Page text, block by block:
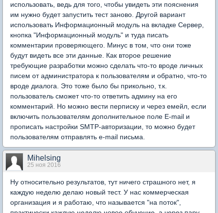
использовать, ведь для того, чтобы увидеть эти пояснения
им нужно будет запустить тест заново. Другой вариант
использовать Информационный модуль на вкладке Сервер,
кнопка "Информационный модуль" и туда писать
комментарии проверяющего. Минус в том, что они тоже
будут видеть все эти данные. Как второе решение
требующие разработки можно сделать что-то вроде личных
писем от администратора к пользователям и обратно, что-то
вроде диалога. Это тоже было бы прикольно, т.к.
пользователь сможет что-то ответить админу на его
комментарий. Но можно вести перписку и через емейл, если
включить пользователям дополнительное поле E-mail и
прописать настройки SMTP-авторизации, то можно будет
пользователям отправлять e-mail письма.
Mihelsing
25 ноя 2016
Ну относительно результатов, тут ничего страшного нет, я
каждую неделю делаю новый тест. У нас коммерческая
организация и я работаю, что называется "на поток",